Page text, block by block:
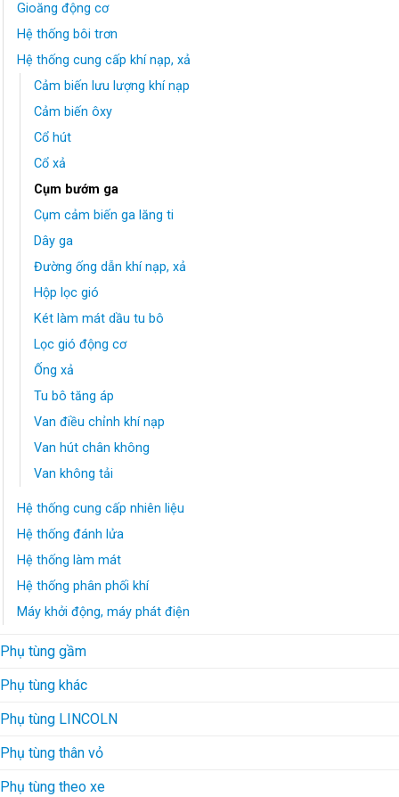
Gioăng động cơ
Hệ thống bôi trơn
Hệ thống cung cấp khí nạp, xả
Cảm biến lưu lượng khí nạp
Cảm biến ôxy
Cổ hút
Cổ xả
Cụm bướm ga
Cụm cảm biến ga lăng ti
Dây ga
Đường ống dẫn khí nạp, xả
Hộp lọc gió
Két làm mát dầu tu bô
Lọc gió động cơ
Ống xả
Tu bô tăng áp
Van điều chỉnh khí nạp
Van hút chân không
Van không tải
Hệ thống cung cấp nhiên liệu
Hệ thống đánh lửa
Hệ thống làm mát
Hệ thống phân phối khí
Máy khởi động, máy phát điện
Phụ tùng gầm
Phụ tùng khác
Phụ tùng LINCOLN
Phụ tùng thân vỏ
Phụ tùng theo xe